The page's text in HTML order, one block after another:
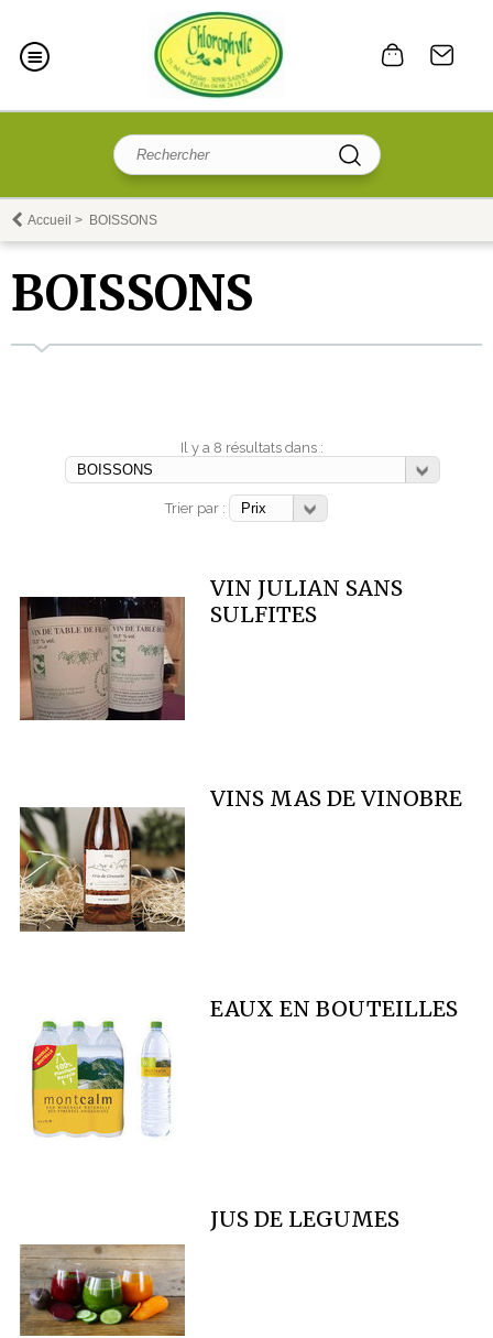
Accueil > BOISSONS
BOISSONS
Il y a 8 résultats dans :
Trier par :
VIN JULIAN SANS
SULFITES
VINS MAS DE VINOBRE
EAUX EN BOUTEILLES
JUS DE LEGUMES